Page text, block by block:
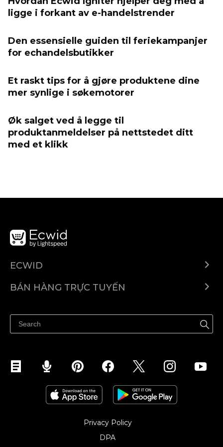
ligge i forkant av e-handelstrender
Den essensielle guiden til feriekampanjer
for eсhandelsbutikker
Et raskt tips for å gjøre produktene dine
mer synlige i søkemotorer
Øk salget ved å legge til
produktanmeldelser på nettstedet ditt
med et klikk
ECWID
Trung tâm trợ giúp
BÁN HÀNG TRỰC TUYẾN
Quảng bá ở bất cứ đâu
Kiểm soát mọi thứ
Privacy Policy
DPA